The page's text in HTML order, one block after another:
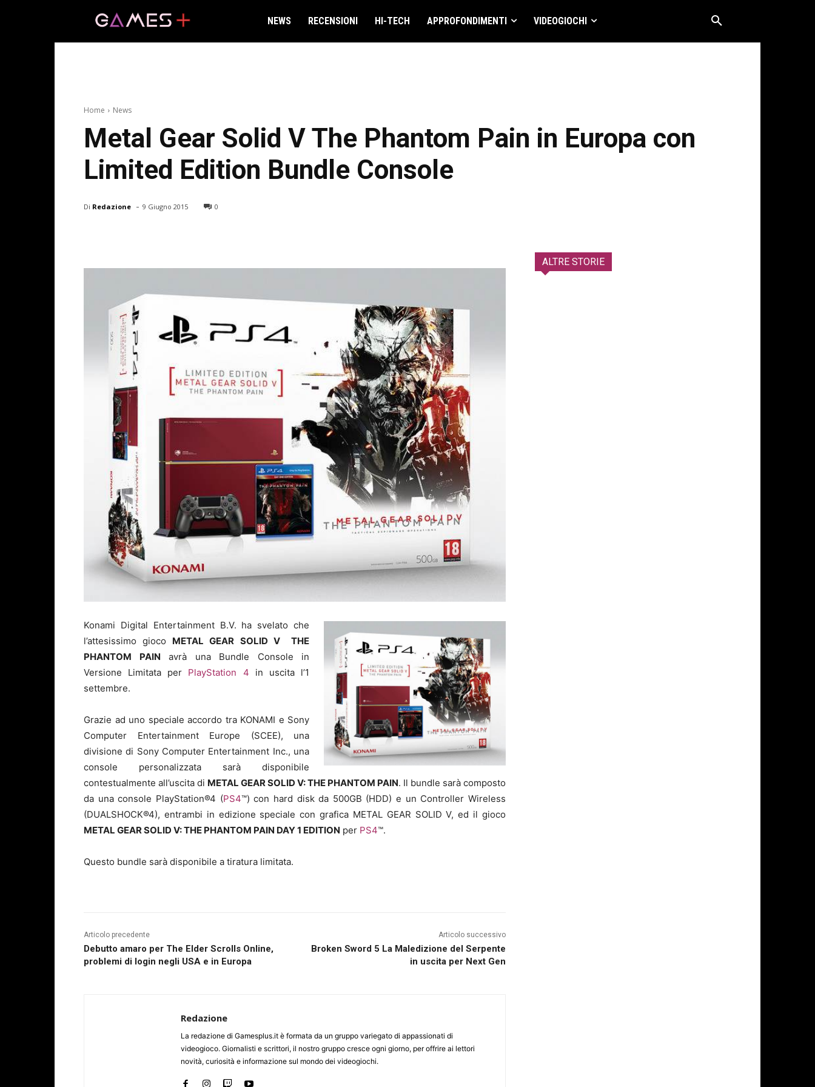
NEWS RECENSIONI HI-TECH APPROFONDIMENTI VIDEOGIOCHI
Home News
Metal Gear Solid V The Phantom Pain in Europa con
Limited Edition Bundle Console
Di Redazione - 9 Giugno 2015 0
Konami Digital Entertainment B.V. ha svelato che
l’attesissimo gioco METAL GEAR SOLID V THE
PHANTOM PAIN avrà una Bundle Console in
Versione Limitata per PlayStation 4 in uscita l’1
settembre.
Grazie ad uno speciale accordo tra KONAMI e Sony
Computer Entertainment Europe (SCEE), una
divisione di Sony Computer Entertainment Inc., una
console personalizzata sarà disponibile
contestualmente all’uscita di METAL GEAR SOLID V: THE PHANTOM PAIN. Il bundle sarà composto
da una console PlayStation®4 (PS4™) con hard disk da 500GB (HDD) e un Controller Wireless
(DUALSHOCK®4), entrambi in edizione speciale con grafica METAL GEAR SOLID V, ed il gioco
METAL GEAR SOLID V: THE PHANTOM PAIN DAY 1 EDITION per PS4™.
Questo bundle sarà disponibile a tiratura limitata.
Articolo precedente
Debutto amaro per The Elder Scrolls Online,
problemi di login negli USA e in Europa
Articolo successivo
Broken Sword 5 La Maledizione del Serpente
in uscita per Next Gen
Redazione
La redazione di Gamesplus.it è formata da un gruppo variegato di appassionati di
videogioco. Giornalisti e scrittori, il nostro gruppo cresce ogni giorno, per offrire ai lettori
novità, curiosità e informazione sul mondo dei videogiochi.
ALTRE STORIE